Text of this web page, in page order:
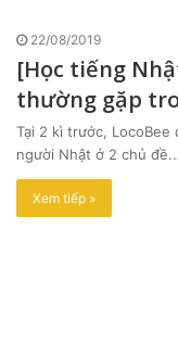
22/08/2019
[Học tiếng
thường gặp
Tại 2 kì trước, LocoBee
người Nhật ở 2 chủ
Xem tiếp »